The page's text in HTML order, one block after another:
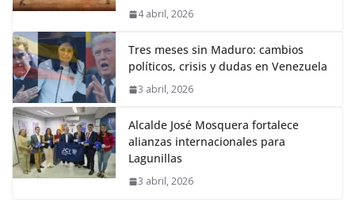
4 abril, 2026
Tres meses sin Maduro: cambios
políticos, crisis y dudas en Venezuela
3 abril, 2026
Alcalde José Mosquera fortalece
alianzas internacionales para
Lagunillas
3 abril, 2026